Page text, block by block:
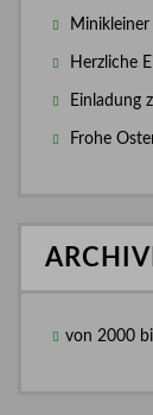
Herzliche
Einladung
Frohe
von 2000